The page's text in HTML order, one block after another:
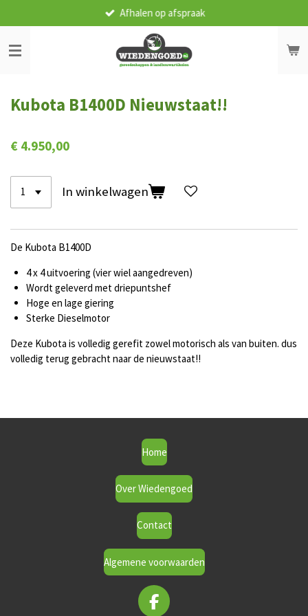
direct
naar
de
Afhalen op afspraak
Kubota B1400D Nieuwstaat!!
€ 4.950,00
In winkelwagen
De Kubota B1400D
4 x 4 uitvoering (vier wiel aangedreven)
Wordt geleverd met driepuntshef
Hoge en lage giering
Sterke Dieselmotor
Deze Kubota is volledig gerefit zowel motorisch als van buiten. dus
volledig terug gebracht naar de nieuwstaat!!
Home
Over Wiedengoed
Contact
Algemene voorwaarden
F